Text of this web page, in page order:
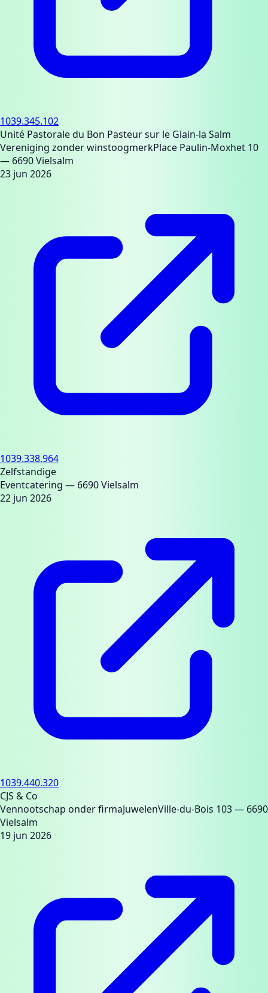
1039.345.102
Unité Pastorale du Bon Pasteur sur le Glain-la Salm
Vereniging zonder winstoogmerkPlace Paulin-Moxhet 10
— 6690 Vielsalm
23 jun 2026
1039.338.964
Zelfstandige
Eventcatering — 6690 Vielsalm
22 jun 2026
1039.440.320
CJS & Co
Vennootschap onder firmaJuwelenVille-du-Bois 103— 6690
Vielsalm
19 jun 2026